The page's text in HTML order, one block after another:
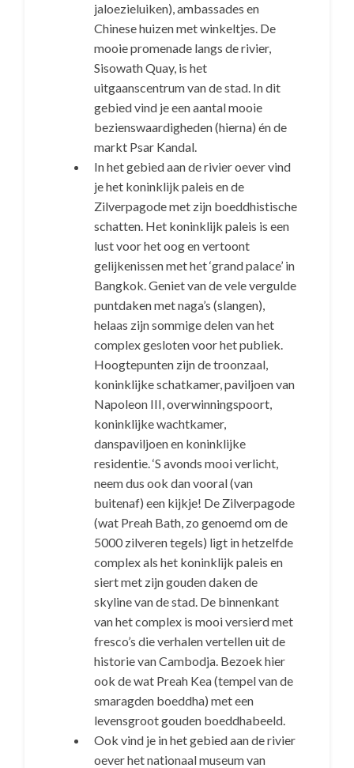
jaloezieluiken), ambassades en
Chinese huizen met winkeltjes. De
mooie promenade langs de rivier,
Sisowath Quay, is het
uitgaanscentrum van de stad. In dit
gebied vind je een aantal mooie
bezienswaardigheden (hierna) én de
markt Psar Kandal.
In het gebied aan de rivier oever vind
je het koninklijk paleis en de
Zilverpagode met zijn boeddhistische
schatten. Het koninklijk paleis is een
lust voor het oog en vertoont
gelijkenissen met het ‘grand palace’ in
Bangkok. Geniet van de vele vergulde
puntdaken met naga’s (slangen),
helaas zijn sommige delen van het
complex gesloten voor het publiek.
Hoogtepunten zijn de troonzaal,
koninklijke schatkamer, paviljoen van
Napoleon III, overwinningspoort,
koninklijke wachtkamer,
danspaviljoen en koninklijke
residentie. ‘S avonds mooi verlicht,
neem dus ook dan vooral (van
buitenaf) een kijkje! De Zilverpagode
(wat Preah Bath, zo genoemd om de
5000 zilveren tegels) ligt in hetzelfde
complex als het koninklijk paleis en
siert met zijn gouden daken de
skyline van de stad. De binnenkant
van het complex is mooi versierd met
fresco’s die verhalen vertellen uit de
historie van Cambodja. Bezoek hier
ook de wat Preah Kea (tempel van de
smaragden boeddha) met een
levensgroot gouden boeddhabeeld.
Ook vind je in het gebied aan de rivier
oever het nationaal museum van